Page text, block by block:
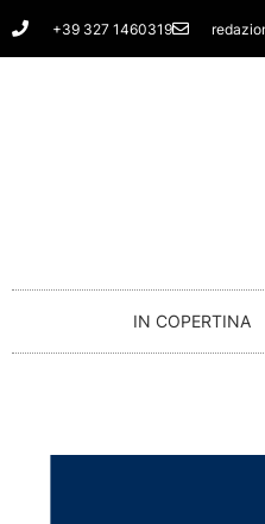
Vai
al
+39 327 1460319
IN COPERTINA